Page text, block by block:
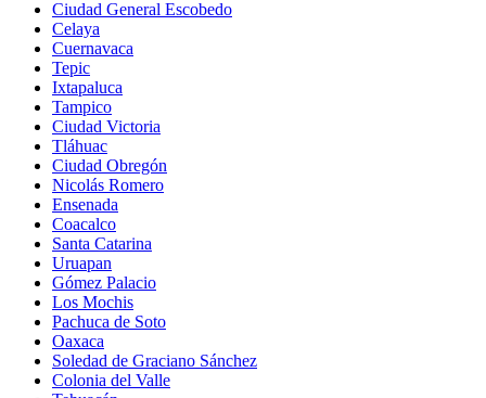
Ciudad General Escobedo
Celaya
Cuernavaca
Tepic
Ixtapaluca
Tampico
Ciudad Victoria
Tláhuac
Ciudad Obregón
Nicolás Romero
Ensenada
Coacalco
Santa Catarina
Uruapan
Gómez Palacio
Los Mochis
Pachuca de Soto
Oaxaca
Soledad de Graciano Sánchez
Colonia del Valle